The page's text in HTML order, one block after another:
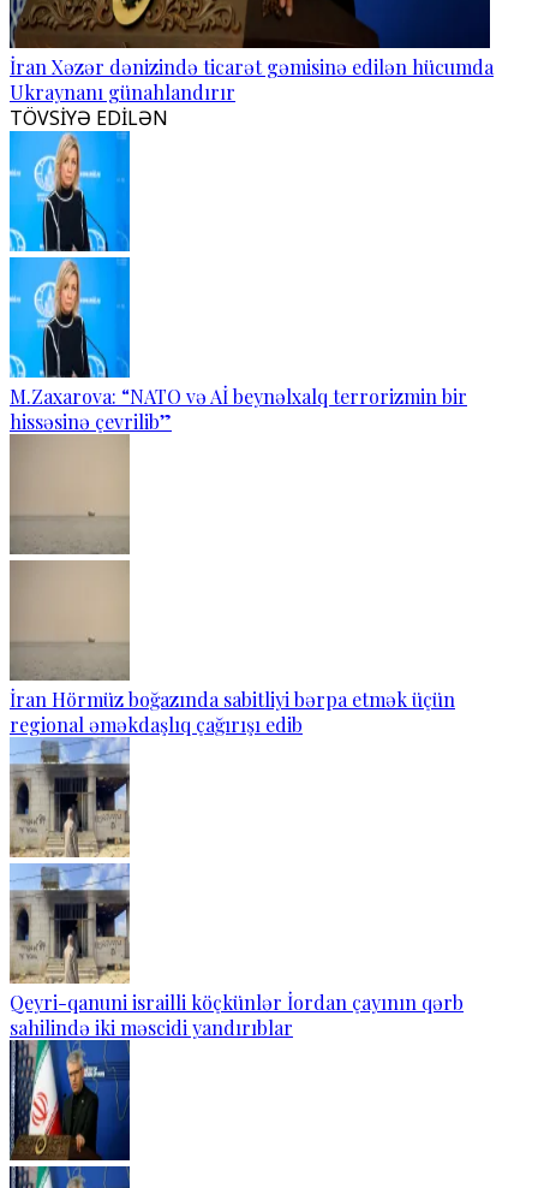
İran Xəzər dənizində ticarət gəmisinə edilən hücumda
Ukraynanı günahlandırır
TÖVSİYƏ EDİLƏN
M.Zaxarova: “NATO və Aİ beynəlxalq terrorizmin bir
hissəsinə çevrilib”
İran Hörmüz boğazında sabitliyi bərpa etmək üçün
regional əməkdaşlıq çağırışı edib
Qeyri-qanuni israilli köçkünlər İordan çayının qərb
sahilində iki məscidi yandırıblar